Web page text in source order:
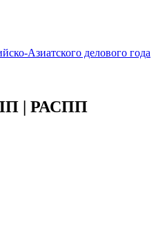
Азиатского делового года
| РАСПП